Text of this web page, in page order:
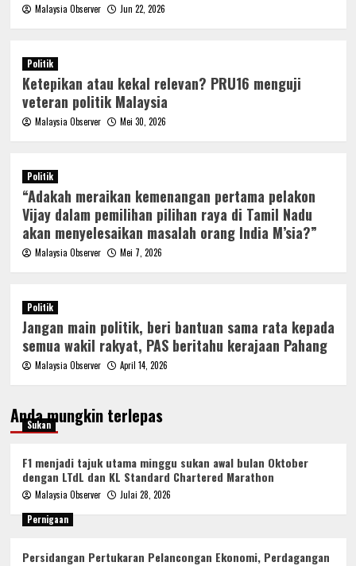
Malaysia Observer Jun 22, 2026
Politik
Ketepikan atau kekal relevan? PRU16 menguji
veteran politik Malaysia
Malaysia Observer Mei 30, 2026
Politik
“Adakah meraikan kemenangan pertama pelakon
Vijay dalam pemilihan pilihan raya di Tamil Nadu
akan menyelesaikan masalah orang India M’sia?”
Malaysia Observer Mei 7, 2026
Politik
Jangan main politik, beri bantuan sama rata kepada
semua wakil rakyat, PAS beritahu kerajaan Pahang
Malaysia Observer April 14, 2026
Anda mungkin terlepas
Sukan
F1 menjadi tajuk utama minggu sukan awal bulan Oktober
dengan LTdL dan KL Standard Chartered Marathon
Malaysia Observer
Julai 28, 2026
Pernigaan
Persidangan Pertukaran Pelancongan Ekonomi, Perdagangan